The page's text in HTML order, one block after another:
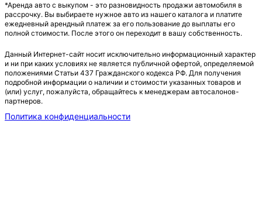
*Аренда авто с выкупом - это разновидность продажи автомобиля в
рассрочку. Вы выбираете нужное авто из нашего каталога и платите
ежедневный арендный платеж за его пользование до выплаты его
полной стоимости. После этого он переходит в вашу собственность.
Данный Интернет-сайт носит исключительно информационный характер
и ни при каких условиях не является публичной офертой, определяемой
положениями Статьи 437 Гражданского кодекса РФ. Для получения
подробной информации о наличии и стоимости указанных товаров и
(или) услуг, пожалуйста, обращайтесь к менеджерам автосалонов-
партнеров.
Политика конфиденциальности